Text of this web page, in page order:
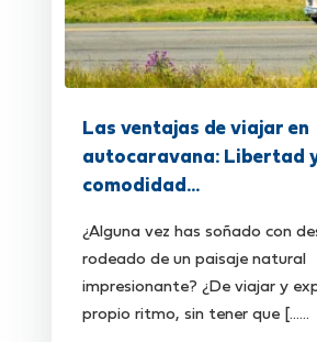
Las ventajas de viajar en
autocaravana: Libertad
comodidad...
¿Alguna vez has soñado con
rodeado de un paisaje natural
impresionante? ¿De viajar y
propio ritmo, sin tener que [......